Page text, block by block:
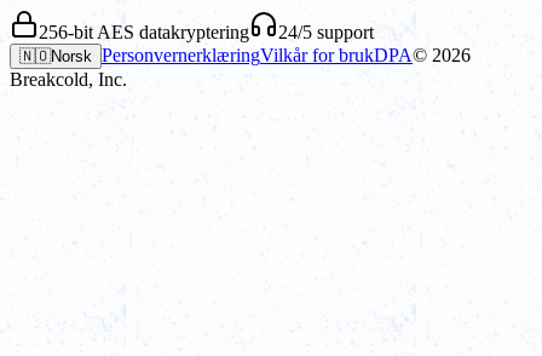
256-bit AES datakryptering 24/5 support
🇳🇴Norsk PersonvernerklæringVilkår for brukDPA© 2026
Breakcold, Inc.